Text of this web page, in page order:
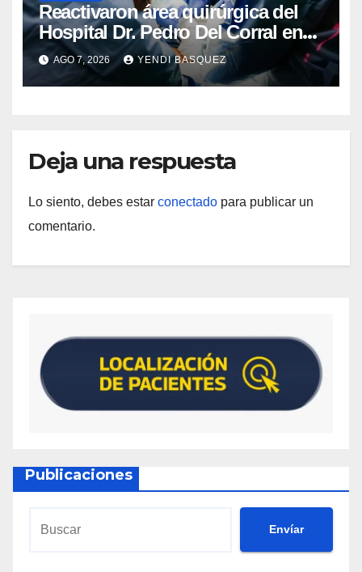
Reactivaron área quirúrgica del
Hospital Dr. Pedro Del Corral en
Guárico
AGO 7, 2026 YENDI BASQUEZ
Deja una respuesta
Lo siento, debes estar conectado para publicar un
comentario.
Publicaciones
Envíar